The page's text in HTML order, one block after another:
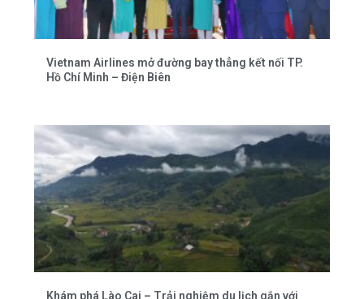
Vietnam Airlines mở đường bay thẳng kết nối TP.
Hồ Chí Minh – Điện Biên
Khám phá Lào Cai – Trải nghiệm du lịch gắn với